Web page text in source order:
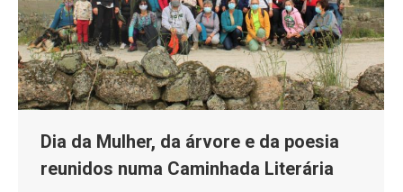
Dia da Mulher, da árvore e da poesia
reunidos numa Caminhada Literária